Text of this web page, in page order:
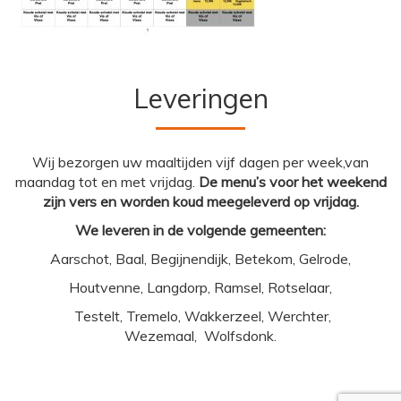
Leveringen
Wij bezorgen uw maaltijden vijf dagen per week,van
maandag tot en met vrijdag. De menu’s voor het weekend
zijn vers en worden koud meegeleverd op vrijdag.
We leveren in de volgende gemeenten:
Aarschot, Baal, Begijnendijk, Betekom, Gelrode,
Houtvenne, Langdorp, Ramsel, Rotselaar,
Testelt, Tremelo, Wakkerzeel, Werchter,
Wezemaal, Wolfsdonk.